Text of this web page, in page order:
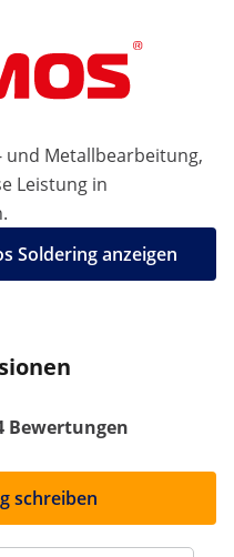
und Metallbearbeitung,
Leistung in
Soldering anzeigen
Bewertungen
schreiben